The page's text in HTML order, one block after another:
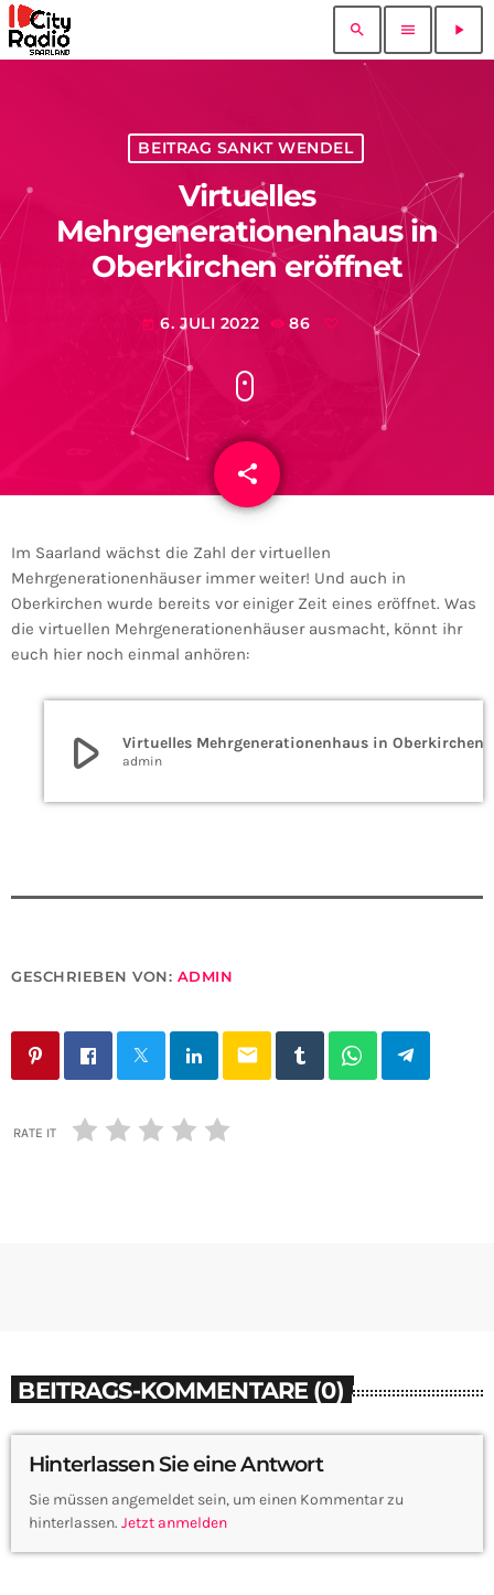
search menu play_arrow
BEITRAG SANKT WENDEL
Virtuelles
Mehrgenerationenhaus in
Oberkirchen eröffnet
today 6. JULI 2022 86
share
email
Im Saarland wächst die Zahl der virtuellen
Mehrgenerationenhäuser immer weiter! Und auch in
Oberkirchen wurde bereits vor einiger Zeit eines eröffnet. Was
die virtuellen Mehrgenerationenhäuser ausmacht, könnt ihr
euch hier noch einmal anhören:
play_arrow admin
GESCHRIEBEN VON: ADMIN
email
RATE IT
BEITRAGS-KOMMENTARE (0)
Hinterlassen Sie eine Antwort
Sie müssen angemeldet sein, um einen Kommentar zu
hinterlassen. Jetzt anmelden